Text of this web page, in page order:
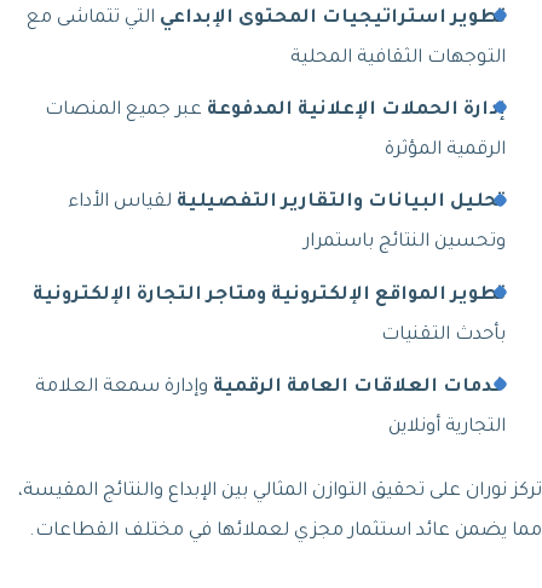
تطوير استراتيجيات المحتوى الإبداعي التي تتماشى مع
التوجهات الثقافية المحلية
إدارة الحملات الإعلانية المدفوعة عبر جميع المنصات
الرقمية المؤثرة
تحليل البيانات والتقارير التفصيلية لقياس الأداء
وتحسين النتائج باستمرار
تطوير المواقع الإلكترونية ومتاجر التجارة الإلكترونية
بأحدث التقنيات
خدمات العلاقات العامة الرقمية وإدارة سمعة العلامة
التجارية أونلاين
تركز نوران على تحقيق التوازن المثالي بين الإبداع والنتائج المقيسة،
مما يضمن عائد استثمار مجزي لعملائها في مختلف القطاعات.